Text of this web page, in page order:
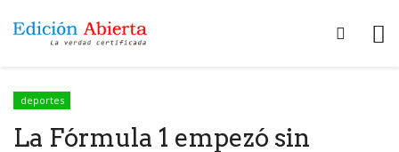
deportes
La Fórmula 1 empezó sin